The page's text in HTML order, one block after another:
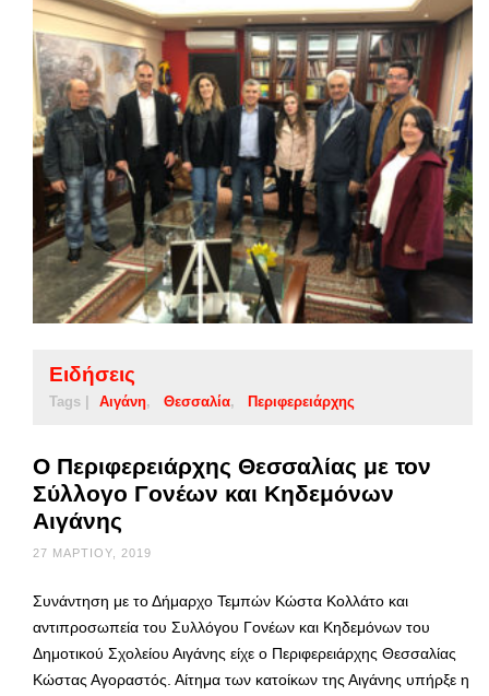
Ειδήσεις
Tags | Αιγάνη Θεσσαλία Περιφερειάρχης
Ο Περιφερειάρχης Θεσσαλίας με τον
Σύλλογο Γονέων και Κηδεμόνων
Αιγάνης
27 ΜΑΡΤΊΟΥ, 2019
Συνάντηση με το Δήμαρχο Τεμπών Κώστα Κολλάτο και
αντιπροσωπεία του Συλλόγου Γονέων και Κηδεμόνων του
Δημοτικού Σχολείου Αιγάνης είχε ο Περιφερειάρχης Θεσσαλίας
Κώστας Αγοραστός. Αίτημα των κατοίκων της Αιγάνης υπήρξε η